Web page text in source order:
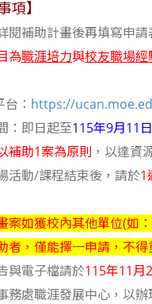
項】
閱補助計畫後再填寫申請
為職涯培力與校友職場經
： https://
： 即日起至115年9月11
補助1案為原則 ，以達資
活動/課程結束後，請於1
案如獲校內其他單位(如
者，僅能擇一申請，不得
與電子檔請於115年11月
務處職涯發展中心，以辦